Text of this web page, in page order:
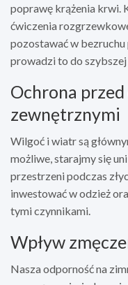
poprawę krążenia krwi.
ćwiczenia
pozostawać w bezruchu
prowadzi to do szybszej
Ochrona
zewnętrznymi
Wilgoć i wiatr są
możliwe, starajmy się
przestrzeni podczas
inwestować w odzież
tymi czynnikami.
Wpływ
Nasza odporność na